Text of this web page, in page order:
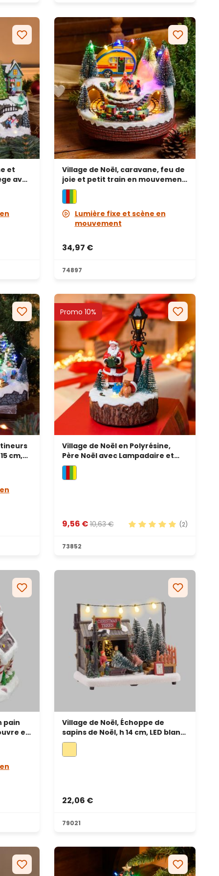
et
avec
cm,
Village de Noël, caravane, feu de
joie et petit train en mouvement,
h 16 cm, musique de Noël
Lumière fixe et scène en
mouvement
34,97 €
74897
cm,
Promo 10%
Village de Noël en Polyrésine,
Père Noël avec Lampadaire et
Sapins, h 15 cm, led multicolor
9,56 €10,63 € (2)
73852
pain
et
de
Village de Noël, Échoppe de
sapins de Noël, h 14 cm, LED blanc
chaud
22,06 €
79021